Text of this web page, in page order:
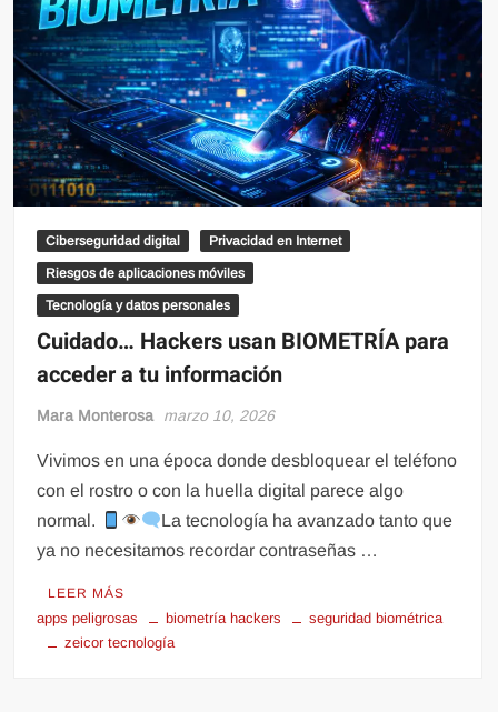
Ciberseguridad digital Privacidad en Internet
Riesgos de aplicaciones móviles
Tecnología y datos personales
Cuidado… Hackers usan BIOMETRÍA para
acceder a tu información
Mara Monterosa marzo 10, 2026
Vivimos en una época donde desbloquear el teléfono
con el rostro o con la huella digital parece algo
normal.
La tecnología ha avanzado tanto que
ya no necesitamos recordar contraseñas …
LEER MÁS
apps peligrosas biometría hackers
seguridad biométrica
zeicor tecnología